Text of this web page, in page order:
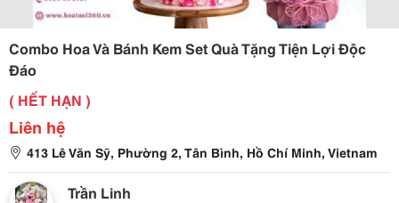
Combo Hoa Và Bánh Kem Set Quà Tặng Tiện Lợi Độc
Đáo
( HẾT HẠN )
Liên hệ
413 Lê Văn Sỹ, Phường 2, Tân Bình, Hồ Chí Minh, Vietnam
Trần Linh